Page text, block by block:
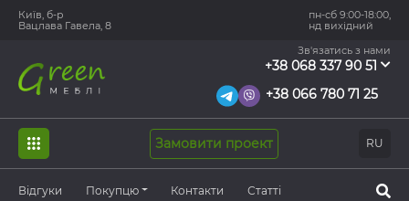
Київ, б-р
Вацлава Гавела, 8
пн-сб 9:00-18:00,
нд вихідний
Зв'язатись з нами
+38 068 337 90 51
+38 066 780 71 25
RU
Замовити проект
Відгуки Покупцю Контакти Статті